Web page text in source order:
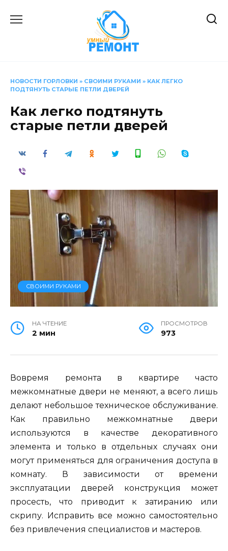
НОВОСТИ ГОРЛОВКИ » СВОИМИ РУКАМИ » КАК ЛЕГКО
ПОДТЯНУТЬ СТАРЫЕ ПЕТЛИ ДВЕРЕЙ
Как легко подтянуть
старые петли дверей
СВОИМИ РУКАМИ
НА ЧТЕНИЕ
2 мин
ПРОСМОТРОВ
973
Вовремя ремонта в квартире часто
межкомнатные двери не меняют, а всего лишь
делают небольшое техническое обслуживание.
Как правильно межкомнатные двери
используются в качестве декоративного
элемента и только в отдельных случаях они
могут применяться для ограничения доступа в
комнату. В зависимости от времени
эксплуатации дверей конструкция может
просесть, что приводит к затиранию или
скрипу. Исправить все можно самостоятельно
без привлечения специалистов и мастеров.